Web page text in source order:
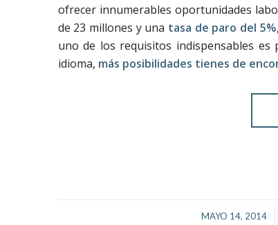
ofrecer innumerables oportunidades
de 23 millones y una tasa de paro del 5%
uno de los requisitos indispensables es
idioma, más posibilidades tienes de
MAYO 14, 2014
/